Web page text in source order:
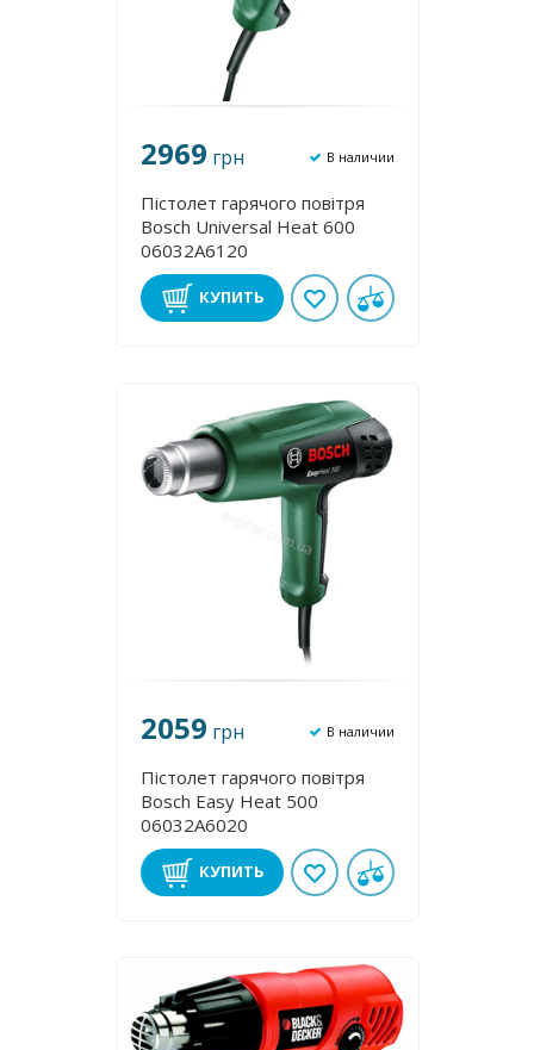
2969 грн В наличии
Пістолет гарячого повітря
Bosch Universal Heat 600
06032A6120
КУПИТЬ
2059 грн В наличии
Пістолет гарячого повітря
Bosch Easy Heat 500
06032A6020
КУПИТЬ